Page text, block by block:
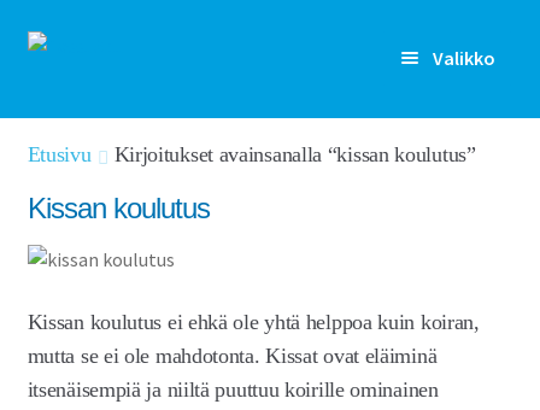
Siirry
Siirry
Valikko
Rekisteröidy
Etusivu
Kenelle
Etusivu Kirjoitukset avainsanalla “kissan koulutus”
Kissan koulutus
Kissan koulutus ei ehkä ole yhtä helppoa kuin koiran,
mutta se ei ole mahdotonta. Kissat ovat eläiminä
itsenäisempiä ja niiltä puuttuu koirille ominainen